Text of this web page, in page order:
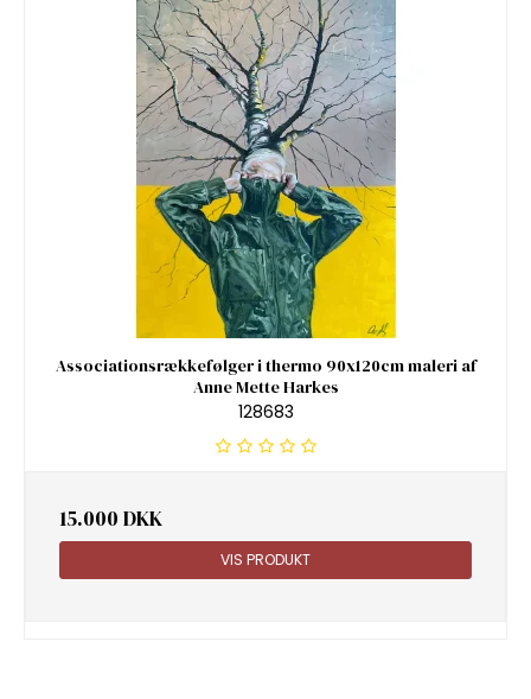
Associationsrækkefølger i thermo 90x120cm maleri af
Anne Mette Harkes
128683
15.000 DKK
VIS PRODUKT